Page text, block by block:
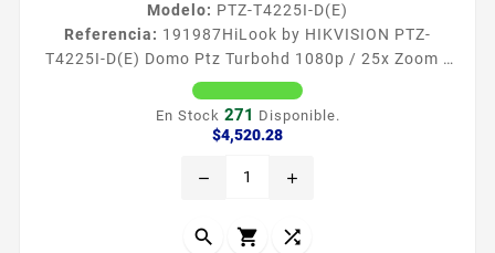
Modelo: PTZ-T4225I-D(E)
Referencia: 191987HiLook by HIKVISION PTZ-
T4225I-D(E) Domo Ptz Turbohd 1080p / 25x Zoom /
100 Mts Ir Exir / Exterior Ip66 / Wdr 120 Db / Tvi /
Rs485 / Ultra Baja Iluminación Caracteriacutesticas
principales Resolucioacuten maacutexima 2
miacutenima Color 0005 Lux F16 AGC ON
En Stock 271 Disponible.
$4,520.28Precio
remove add
  